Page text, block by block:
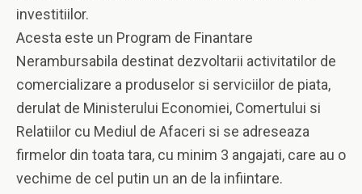
investitiilor.
Acesta este un Program de Finantare
Nerambursabila destinat dezvoltarii activitatilor de
comercializare a produselor si serviciilor de piata,
derulat de Ministerului Economiei, Comertului si
Relatiilor cu Mediul de Afaceri si se adreseaza
firmelor din toata tara, cu minim 3 angajati, care au o
vechime de cel putin un an de la infiintare.